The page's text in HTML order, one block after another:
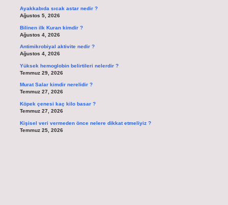
Ayakkabıda sıcak astar nedir ?
Ağustos 5, 2026
Bilinen ilk Kuran kimdir ?
Ağustos 4, 2026
Antimikrobiyal aktivite nedir ?
Ağustos 4, 2026
Yüksek hemoglobin belirtileri nelerdir ?
Temmuz 29, 2026
Murat Salar kimdir nerelidir ?
Temmuz 27, 2026
Köpek çenesi kaç kilo basar ?
Temmuz 27, 2026
Kişisel veri vermeden önce nelere dikkat etmeliyiz ?
Temmuz 25, 2026